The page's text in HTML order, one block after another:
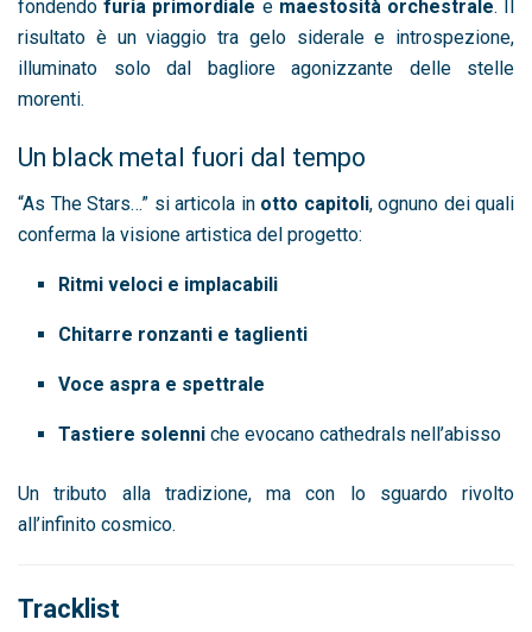
fondendofuria primordiale e maestosità orchestrale. Il
risultato è un viaggio tra gelo siderale e introspezione,
illuminato solo dal bagliore agonizzante delle stelle
morenti.
Un black metal fuori dal tempo
“As The Stars…” si articola in otto capitoli, ognuno dei quali
conferma la visione artistica del progetto:
Ritmi veloci e implacabili
Chitarre ronzanti e taglienti
Voce aspra e spettrale
Tastiere solenni che evocano cathedrals nell’abisso
Un tributo alla tradizione, ma con lo sguardo rivolto
all’infinito cosmico.
Tracklist